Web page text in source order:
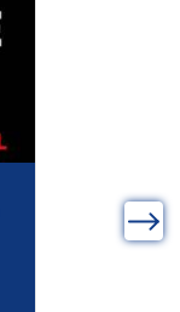
Feux